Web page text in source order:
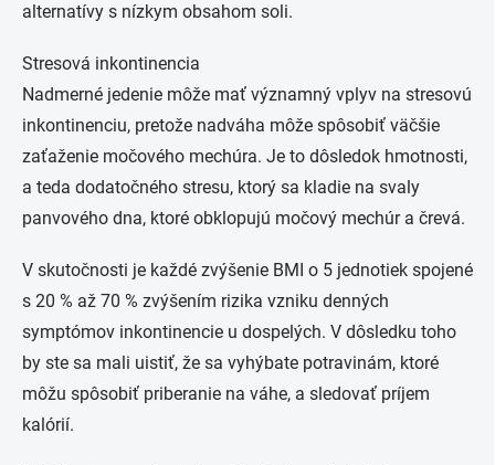
alternatívy s nízkym obsahom soli.
Stresová inkontinencia
Nadmerné jedenie môže mať významný vplyv na stresovú
inkontinenciu, pretože nadváha môže spôsobiť väčšie
zaťaženie močového mechúra. Je to dôsledok hmotnosti,
a teda dodatočného stresu, ktorý sa kladie na svaly
panvového dna, ktoré obklopujú močový mechúr a črevá.
V skutočnosti je každé zvýšenie BMI o 5 jednotiek spojené
s 20 % až 70 % zvýšením rizika vzniku denných
symptómov inkontinencie u dospelých. V dôsledku toho
by ste sa mali uistiť, že sa vyhýbate potravinám, ktoré
môžu spôsobiť priberanie na váhe, a sledovať príjem
kalórií.